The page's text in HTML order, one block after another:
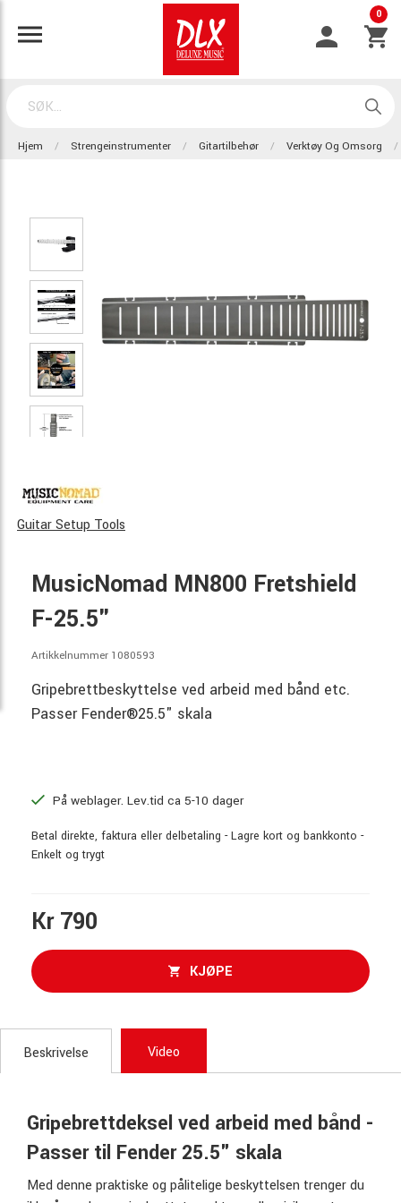
0
Hjem Strengeinstrumenter Gitartilbehør Verktøy Og Omsorg
Guitar Setup Tools
MusicNomad MN800 Fretshield
F-25.5"
Artikkelnummer 1080593
Gripebrettbeskyttelse ved arbeid med bånd etc.
Passer Fender®25.5" skala
På weblager. Lev.tid ca 5-10 dager
Betal direkte, faktura eller delbetaling - Lagre kort og bankkonto -
Enkelt og trygt
Kr 790
KJØPE
Beskrivelse Video
Gripebrettdeksel ved arbeid med bånd -
Passer til Fender 25.5" skala
Med denne praktiske og pålitelige beskyttelsen trenger du